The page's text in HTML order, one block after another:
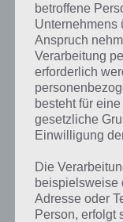
betroffene
Unternehmens
Anspruch
Verarbeitung
erforderlich
besteht für
gesetzliche
Einwilligung
Die
beispielsweise
Adresse oder
Person, erfolgt